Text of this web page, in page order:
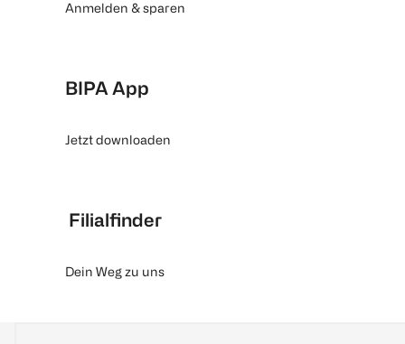
Anmelden & sparen
BIPA App
Jetzt downloaden
Filialfinder
Dein Weg zu uns